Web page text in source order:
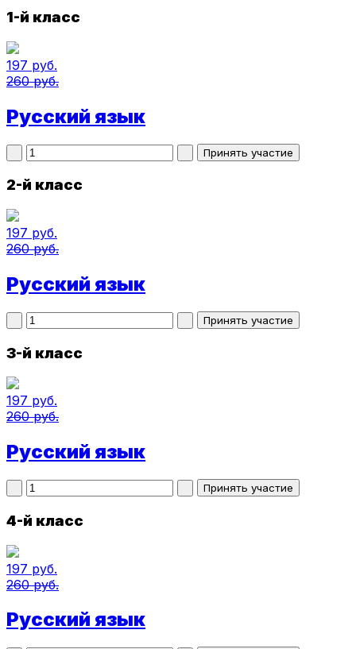
1-й класс
197 руб.
260 руб.
Русский язык
2-й класс
197 руб.
260 руб.
Русский язык
3-й класс
197 руб.
260 руб.
Русский язык
4-й класс
197 руб.
260 руб.
Русский язык